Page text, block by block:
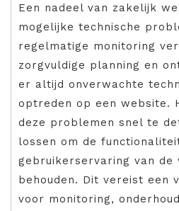
Een nadeel van zakelijk
mogelijke technische
regelmatige monitoring
zorgvuldige planning en
er altijd onverwachte
optreden op een website.
deze problemen snel te
lossen om de
gebruikerservaring van de
behouden. Dit vereist een
voor monitoring,